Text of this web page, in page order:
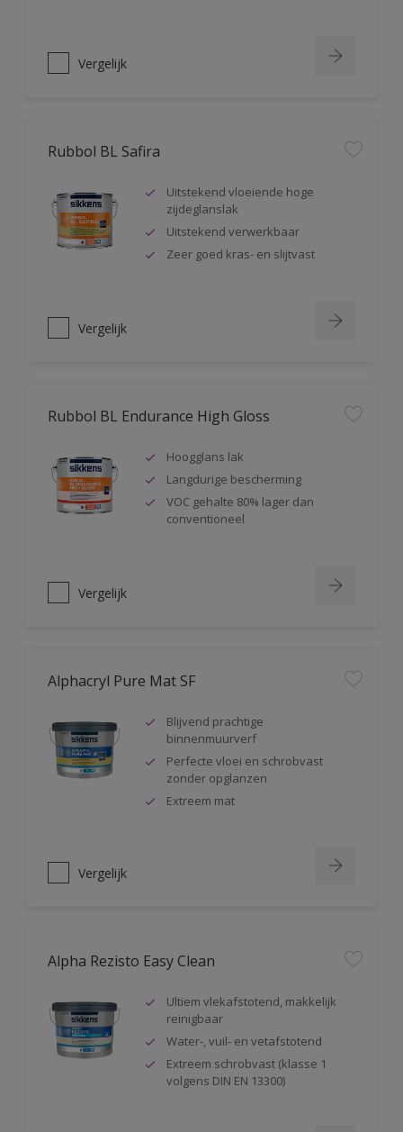
Vergelijk
Rubbol BL Safira
Uitstekend vloeiende hoge
zijdeglanslak
Uitstekend verwerkbaar
Zeer goed kras- en slijtvast
Vergelijk
Rubbol BL Endurance High Gloss
Hoogglans lak
Langdurige bescherming
VOC gehalte 80% lager dan
conventioneel
Vergelijk
Alphacryl Pure Mat SF
Blijvend prachtige
binnenmuurverf
Perfecte vloei en schrobvast
zonder opglanzen
Extreem mat
Vergelijk
Alpha Rezisto Easy Clean
Ultiem vlekafstotend, makkelijk
reinigbaar
Water-, vuil- en vetafstotend
Extreem schrobvast (klasse 1
volgens DIN EN 13300)